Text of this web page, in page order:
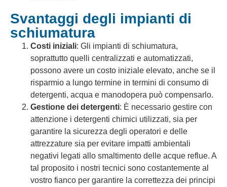
Svantaggi degli impianti di
schiumatura
Costi iniziali: Gli impianti di schiumatura,
soprattutto quelli centralizzati e automatizzati,
possono avere un costo iniziale elevato, anche se il
risparmio a lungo termine in termini di consumo di
detergenti, acqua e manodopera può compensarlo.
Gestione dei detergenti: È necessario gestire con
attenzione i detergenti chimici utilizzati, sia per
garantire la sicurezza degli operatori e delle
attrezzature sia per evitare impatti ambientali
negativi legati allo smaltimento delle acque reflue. A
tal proposito i nostri tecnici sono costantemente al
vostro fianco per garantire la correttezza dei principi